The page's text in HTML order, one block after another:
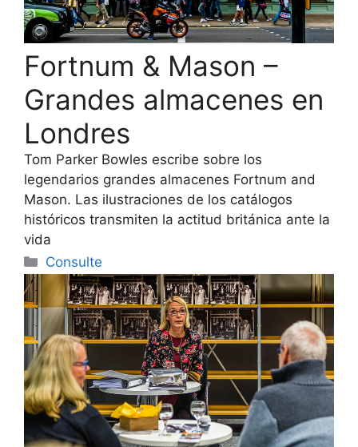
Fortnum & Mason –
Grandes almacenes en
Londres
Tom Parker Bowles escribe sobre los
legendarios grandes almacenes Fortnum and
Mason. Las ilustraciones de los catálogos
históricos transmiten la actitud británica ante la
vida
Categorías
Consulte